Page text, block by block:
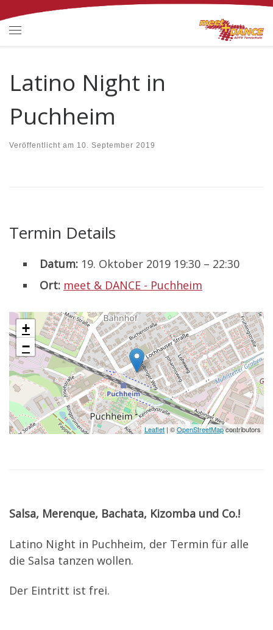
Zum Inhalt springen
Latino Night in
Puchheim
Veröffentlicht am 10. September 2019
Termin Details
Datum: 19. Oktober 2019 19:30 – 22:30
Ort: meet & DANCE - Puchheim
+
−
Leaflet| ©OpenStreetMapcontributors
Salsa, Merenque, Bachata, Kizomba und Co.!
Latino Night in Puchheim, der Termin für alle
die Salsa tanzen wollen.
Der Eintritt ist frei.